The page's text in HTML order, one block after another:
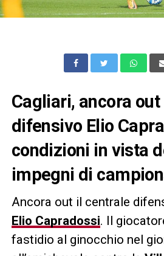
Cagliari, ancora
difensivo Elio
condizioni in vista
impegni di
Ancora out il centrale
Elio Capradossi. Il
fastidio al ginocchio nel